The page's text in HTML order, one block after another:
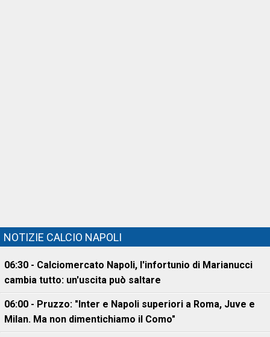
NOTIZIE CALCIO NAPOLI
06:30 - Calciomercato Napoli, l'infortunio di Marianucci
cambia tutto: un'uscita può saltare
06:00 - Pruzzo: "Inter e Napoli superiori a Roma, Juve e
Milan. Ma non dimentichiamo il Como"